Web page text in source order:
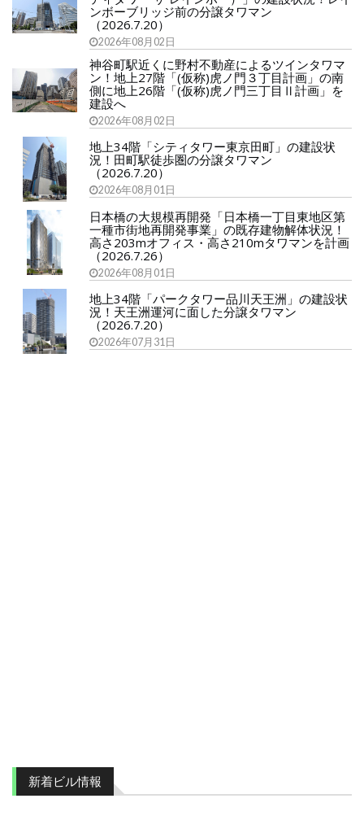
ンボーブリッジ前の分譲タワマン
（2026.7.20）
2026年08月02日
神谷町駅近くに野村不動産によるツインタワマ
ン！地上27階「(仮称)虎ノ門３丁目計画」の南
側に地上26階「(仮称)虎ノ門三丁目Ⅱ計画」を
建設へ
2026年08月02日
地上34階「シティタワー東京田町」の建設状
況！田町駅徒歩圏の分譲タワマン
（2026.7.20）
2026年08月01日
日本橋の大規模再開発「日本橋一丁目東地区第
一種市街地再開発事業」の既存建物解体状況！
高さ203mオフィス・高さ210mタワマンを計画
（2026.7.26）
2026年08月01日
地上34階「パークタワー品川天王洲」の建設状
況！天王洲運河に面した分譲タワマン
（2026.7.20）
2026年07月31日
新着ビル情報